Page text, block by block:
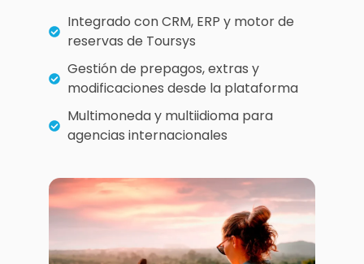
Integrado con CRM, ERP y motor de
reservas de Toursys
Gestión de prepagos, extras y
modificaciones desde la plataforma
Multimoneda y multiidioma para
agencias internacionales